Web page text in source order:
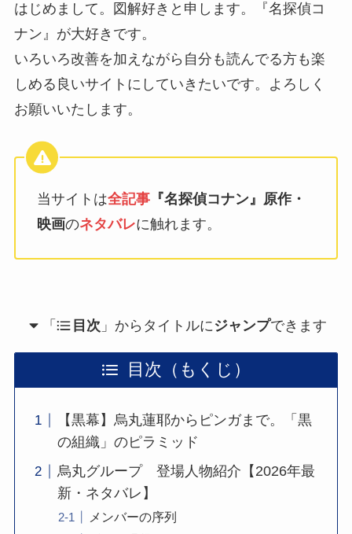
はじめまして。図解好きと申します。『名探偵コ
ナン』が大好きです。
いろいろ改善を加えながら自分も読んでる方も楽
しめる良いサイトにしていきたいです。よろしく
お願いいたします。
当サイトは全記事『名探偵コナン』原作・
映画のネタバレに触れます。
「 目次 」からタイトルに ジャンプできます
目次（もくじ）
【黒幕】烏丸蓮耶からピンガまで。「黒
の組織」のピラミッド
烏丸グループ 登場人物紹介【2026年最
新・ネタバレ】
メンバーの序列